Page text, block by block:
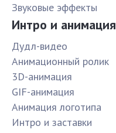
Звуковые эффекты
Интро и анимация
Дудл-видео
Анимационный ролик
3D-анимация
GIF-анимация
Анимация логотипа
Интро и заставки